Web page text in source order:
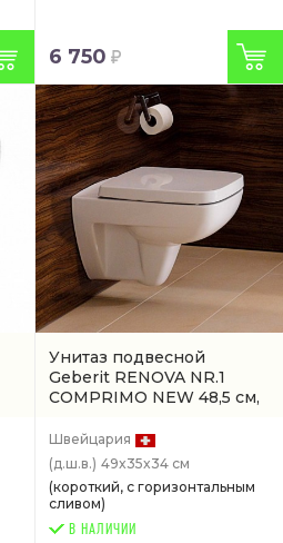
6 750
Унитаз подвесной
Geberit RENOVA NR.1
COMPRIMO NEW 48,5 см,
(206145000)
Швейцария
(д.ш.в.) 49x35x34 см
(короткий, с горизонтальным
сливом)
В НАЛИЧИИ